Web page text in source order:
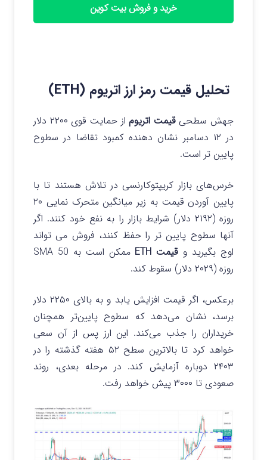
خرید و فروش بیت کوین
تحلیل قیمت رمز ارز اتریوم (ETH)
جهش سطحیقیمت اتریوم
از حمایت قوی ۲۲۰۰ دلار
در ۱۲ دسامبر نشان دهنده کمبود تقاضا در سطوح
پایین تر است.
خرس‌های بازار کریپتوکارنسی در تلاش هستند تا با
پایین آوردن قیمت به زیر میانگین متحرک نمایی ۲۰
روزه (۲۱۹۲ دلار) شرایط بازار را به نفع خود کنند. اگر
آنها سطوح پایین تر را حفظ کنند، فروش می تواند
اوج بگیرید و قیمت ETH
ممکن است به SMA 50
روزه (۲۰۲۹ دلار) سقوط کند.
برعکس، اگر قیمت افزایش یابد و به بالای ۲۲۵۰ دلار
برسد، نشان می‌دهد که سطوح پایین‌تر همچنان
خریداران را جذب می‌کند. این ارز پس از آن سعی
خواهد کرد تا بالاترین سطح ۵۲ هفته گذشته را در
۲۴۰۳ دوباره آزمایش کند. در مرحله بعدی، روند
صعودی تا ۳۰۰۰ پیش خواهد رفت.